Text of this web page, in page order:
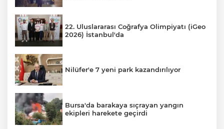
22. Uluslararası Coğrafya Olimpiyatı (iGeo
2026) İstanbul'da
Nilüfer'e 7 yeni park kazandırılıyor
Bursa'da barakaya sıçrayan yangın
ekipleri harekete geçirdi